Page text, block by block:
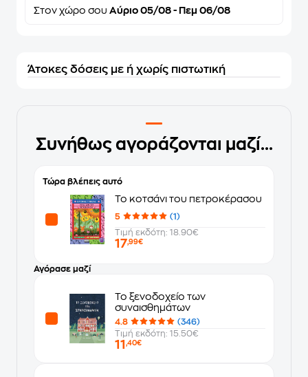
Στον χώρο σου Αύριο 05/08 - Πεμ 06/08
Άτοκες δόσεις με ή χωρίς πιστωτική
Συνήθως αγοράζονται μαζί...
Τώρα βλέπεις αυτό
Το κοτσάνι του πετροκέρασου
5
(1)
Τιμή εκδότη: 18.90€
17,99€
Αγόρασε μαζί
Το ξενοδοχείο των
συναισθημάτων
4.8
(346)
Τιμή εκδότη: 15.50€
11 ,40€